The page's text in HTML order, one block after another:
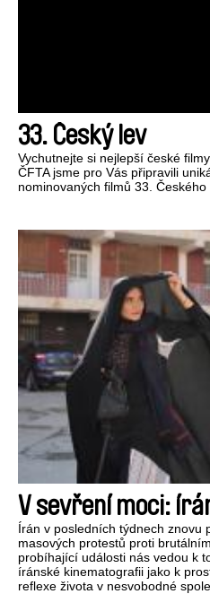
33. Český lev
Vychutnejte si nejlepší české
ČFTA jsme pro Vás připravili
nominovaných filmů 33. Českého
V sevření moci:
Írán v posledních týdnech znovu
masových protestů proti
probíhající události nás vedou k
íránské kinematografii jako k
reflexe života v nesvobodné